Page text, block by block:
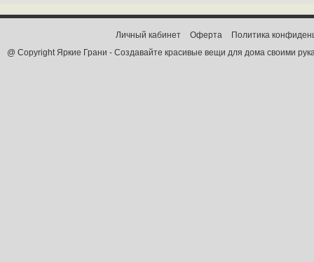
@ Copyright Яркие Грани - Создавайте красивые вещи для дома своими
Личный кабинет Оферта Политика